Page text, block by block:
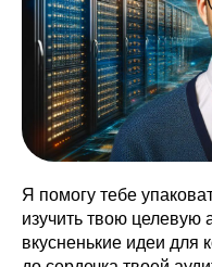
Я помогу тебе
изучить твою целевую
вкусненькие идеи для